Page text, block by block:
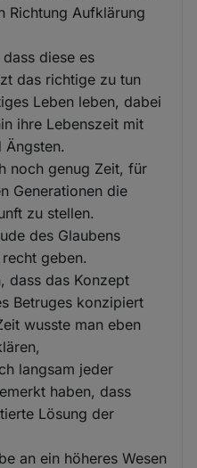
Richtung Aufklärung
diese es
das richtige zu tun
Leben leben, dabei
ihre Lebenszeit mit
Ängsten.
noch genug Zeit, für
Generationen die
zu stellen.
des Glaubens
geben.
dass das Konzept
Betruges konzipiert
wusste man eben
langsam jeder
haben, dass
Lösung der
an ein höheres Wesen